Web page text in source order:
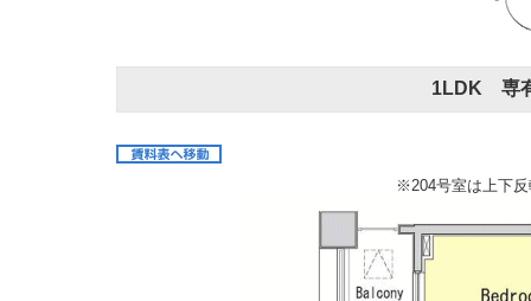
1LDK 専
※204号室は上下